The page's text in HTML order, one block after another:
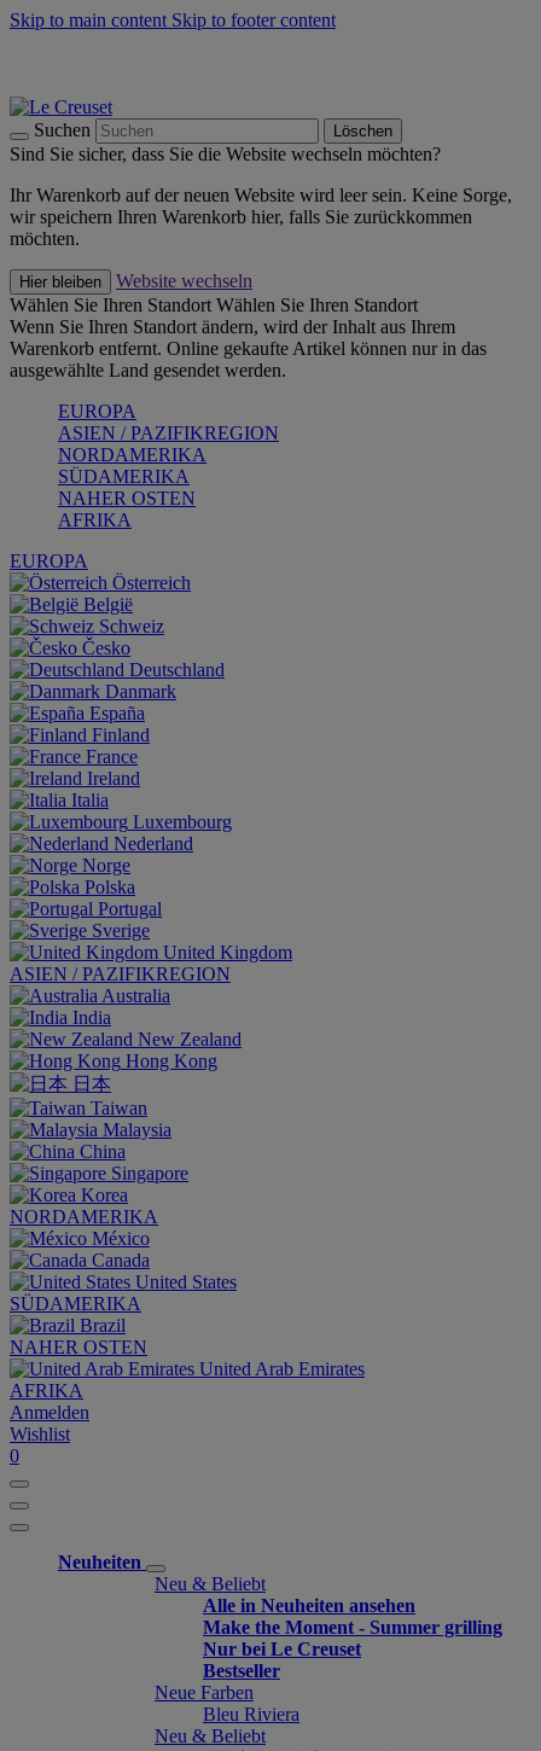
Skip to main content Skip to footer content
Suchen Löschen
Sind Sie sicher, dass Sie die Website wechseln möchten?
Ihr Warenkorb auf der neuen Website wird leer sein. Keine Sorge,
wir speichern Ihren Warenkorb hier, falls Sie zurückkommen
möchten.
Hier bleiben
Website wechseln
Wählen Sie Ihren Standort Wählen Sie Ihren Standort
Wenn Sie Ihren Standort ändern, wird der Inhalt aus Ihrem
Warenkorb entfernt. Online gekaufte Artikel können nur in das
ausgewählte Land gesendet werden.
EUROPA
ASIEN / PAZIFIKREGION
NORDAMERIKA
SÜDAMERIKA
NAHER OSTEN
AFRIKA
EUROPA
Österreich
België
Schweiz
Česko
Deutschland
Danmark
España
Finland
France
Ireland
Italia
Luxembourg
Nederland
Norge
Polska
Portugal
Sverige
United Kingdom
ASIEN / PAZIFIKREGION
Australia
India
New Zealand
Hong Kong
日本
Taiwan
Malaysia
China
Singapore
Korea
NORDAMERIKA
México
Canada
United States
SÜDAMERIKA
Brazil
NAHER OSTEN
United Arab Emirates
AFRIKA
Anmelden
Wishlist
0
Neuheiten
Neu & Beliebt
Alle in Neuheiten ansehen
Make the Moment - Summer grilling
Nur bei Le Creuset
Bestseller
Neue Farben
Bleu Riviera
Neu & Beliebt